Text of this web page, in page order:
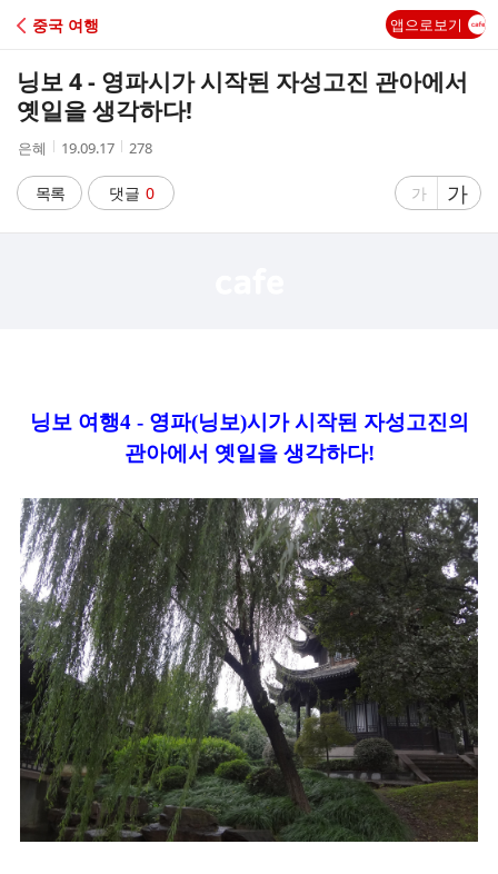
C
A
중국 여행 앱으로보기
닝보 4 - 영파시가 시작된 자성고진 관아에서
옛일을 생각하다!
작
자
은혜
작
시
간
19.09.17
조
수
278
목록 댓글 0
글
가
글
자
가
닝보 여행4 - 영파(닝보)시가 시작된 자성고진의
관아에서 옛일을 생각하다!